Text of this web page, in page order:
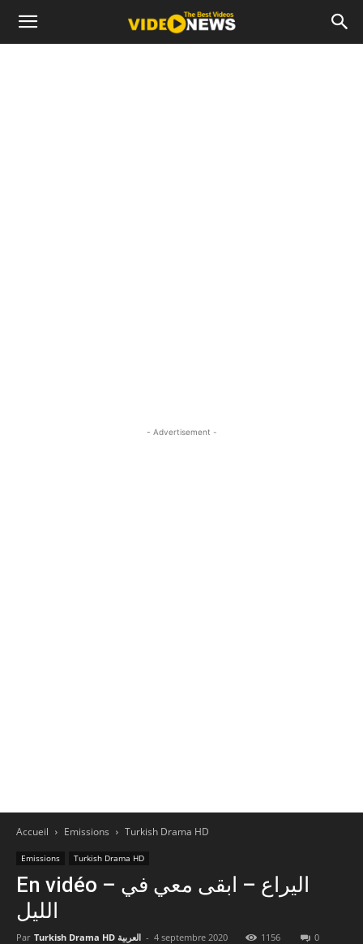
- Advertisement -
Accueil Emissions Turkish Drama HD
Emissions Turkish Drama HD
En vidéo – اليراع – ابقى معي في
الليل
Par Turkish Drama HD العربية - 4 septembre 2020 1156 0